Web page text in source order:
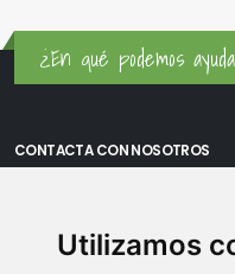
Utilizamos
¿En qué podemos
CONTACTA CON NOSOTROS
Oficina Vitoria: Boulevard